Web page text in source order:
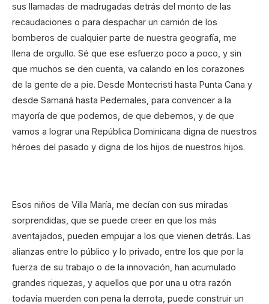
sus llamadas de madrugadas detrás del monto de las
recaudaciones o para despachar un camión de los
bomberos de cualquier parte de nuestra geografía, me
llena de orgullo. Sé que ese esfuerzo poco a poco, y sin
que muchos se den cuenta, va calando en los corazones
de la gente de a pie. Desde Montecristi hasta Punta Cana y
desde Samaná hasta Pedernales, para convencer a la
mayoría de que podemos, de que debemos, y de que
vamos a lograr una República Dominicana digna de nuestros
héroes del pasado y digna de los hijos de nuestros hijos.
Esos niños de Villa María, me decían con sus miradas
sorprendidas, que se puede creer en que los más
aventajados, pueden empujar a los que vienen detrás. Las
alianzas entre lo público y lo privado, entre los que por la
fuerza de su trabajo o de la innovación, han acumulado
grandes riquezas, y aquellos que por una u otra razón
todavía muerden con pena la derrota, puede construir un